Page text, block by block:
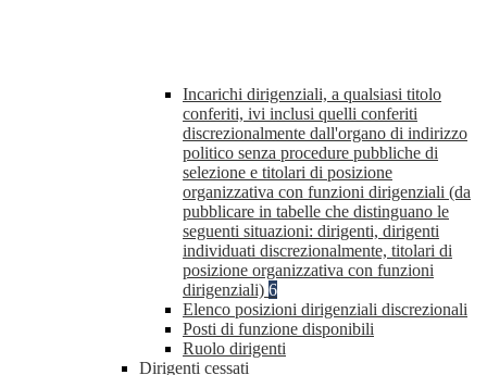
Incarichi dirigenziali, a qualsiasi titolo
conferiti, ivi inclusi quelli conferiti
discrezionalmente dall'organo di indirizzo
politico senza procedure pubbliche di
selezione e titolari di posizione
organizzativa con funzioni dirigenziali (da
pubblicare in tabelle che distinguano le
seguenti situazioni: dirigenti, dirigenti
individuati discrezionalmente, titolari di
posizione organizzativa con funzioni
dirigenziali) 6
Elenco posizioni dirigenziali discrezionali
Posti di funzione disponibili
Ruolo dirigenti
Dirigenti cessati